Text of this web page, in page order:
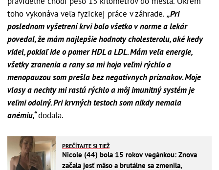
toho vykonáva veľa fyzickej práce v záhrade. „Pri
poslednom vyšetrení krvi bolo všetko v norme a lekár
povedal, že mám najlepšie hodnoty cholesterolu, aké kedy
videl, pokiaľ ide o pomer HDL a LDL. Mám veľa energie,
všetky zranenia a rany sa mi hoja veľmi rýchlo a
menopauzou som prešla bez negatívnych príznakov. Moje
vlasy a nechty mi rastú rýchlo a môj imunitný systém je
veľmi odolný. Pri krvných testoch som nikdy nemala
anémiu,“dodala.
PREČÍTAJTE SI TIEŽ
Nicole (44) bola 15 rokov vegánkou: Znova
začala jesť mäso a brutálne sa zmenila,